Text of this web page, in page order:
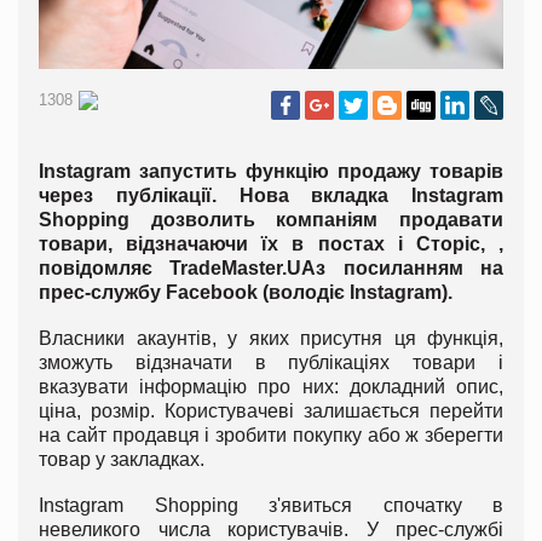
1308
Instagram запустить функцію продажу товарів
через публікації. Нова вкладка Instagram
Shopping дозволить компаніям продавати
товари, відзначаючи їх в постах і Сторіс, ,
повідомляєTradeMaster.UAз посиланням на
прес-службу Facebook (володіє Instagram).
Власники акаунтів, у яких присутня ця функція,
зможуть відзначати в публікаціях товари і
вказувати інформацію про них: докладний опис,
ціна, розмір. Користувачеві залишається перейти
на сайт продавця і зробити покупку або ж зберегти
товар у закладках.
Instagram Shopping з'явиться спочатку в
невеликого числа користувачів. У прес-службі